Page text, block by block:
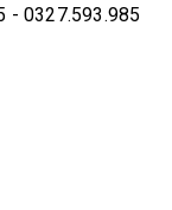
- 0327.593.985